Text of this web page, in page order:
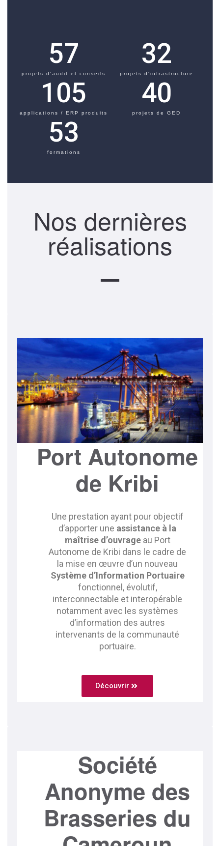
projets d'audit et conseils
57
projets d'infrastructure
32
applications / ERP produits
105
projets de GED
40
formations
53
Nos dernières
réalisations
Port Autonome
de Kribi
Une prestation ayant pour objectif
d’apporter une assistance à la
maîtrise d’ouvrageau Port
Autonome de Kribi dans le cadre de
la mise en œuvre d’un nouveau
Système d’Information Portuaire
fonctionnel, évolutif,
interconnectable et interopérable
notamment avec les systèmes
d’information des autres
intervenants de la communauté
portuaire.
Découvrir
Société
Anonyme des
Brasseries du